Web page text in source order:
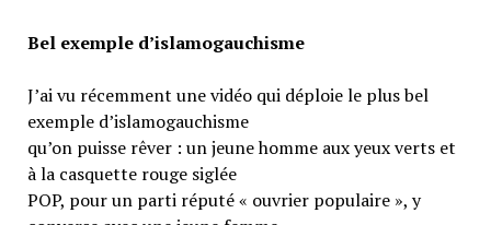
Bel exemple d’islamogauchisme
J’ai vu récemment une vidéo qui déploie le plus bel
exemple d’islamogauchisme
qu’on puisse rêver : un jeune homme aux yeux verts et
à la casquette rouge siglée
POP, pour un parti réputé « ouvrier populaire », y